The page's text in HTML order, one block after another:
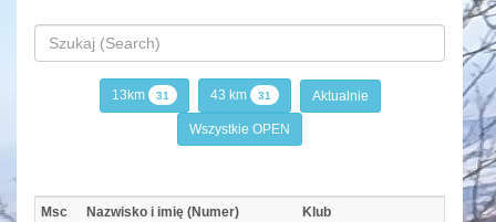
13km 31 43 km 31 Aktualnie
Wszystkie OPEN
Msc Nazwisko i imię (Numer) Klub